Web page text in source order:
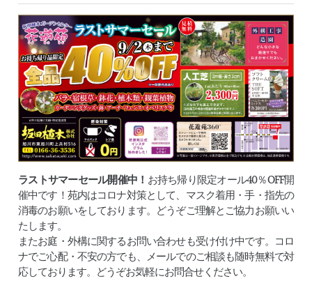
ラストサマーセール開催中！ お持ち帰り限定オール40％OFF開
催中です！苑内はコロナ対策として、マスク着用・手・指先の
消毒のお願いをしております。どうぞご理解とご協力お願いい
たします。
またお庭・外構に関するお問い合わせも受け付け中です。コロ
ナでご心配・不安の方でも、メールでのご相談も随時無料で対
応しております。どうぞお気軽にお問合せください。